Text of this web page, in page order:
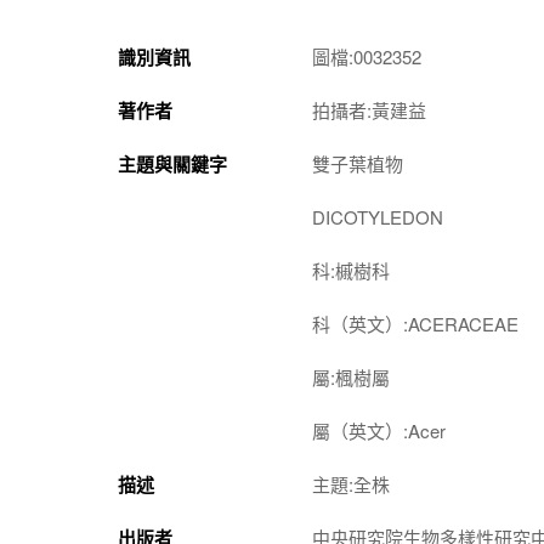
識別資訊 圖檔:0032352
著作者 拍攝者:黃建益
主題與關鍵字 雙子葉植物
DICOTYLEDON
科:槭樹科
科（英文）:ACERACEAE
屬:楓樹屬
屬（英文）:Acer
描述 主題:全株
出版者 中央研究院生物多樣性研究